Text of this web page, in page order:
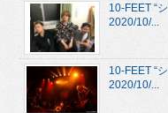
10-FEET “
2020/10/...
10-FEET “
2020/10/...